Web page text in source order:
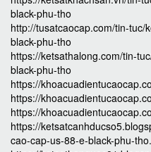
black-phu-tho
http://tusatcaocap.com/tin-
black-phu-tho
https://ketsathalong.com/tin-
black-phu-tho
https://
https://
https://
https://
cao-cap-us-88-e-black-phu-